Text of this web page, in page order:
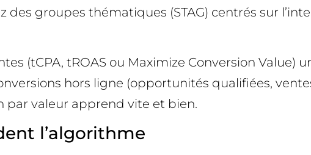
groupes thématiques (STAG) centrés sur
(tCPA, tROAS ou Maximize Conversion Value)
hors ligne (opportunités qualifiées,
par valeur apprend vite et bien.
l’algorithme